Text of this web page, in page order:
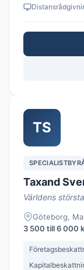
TS
Taxand
Världens
Göteborg,
3 500 till 6 000